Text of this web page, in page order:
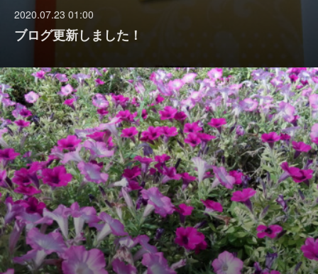
2020.07.23 01:00
ブログ更新しました！